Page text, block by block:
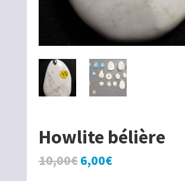
Howlite bélière
10,00€Le
6,00€Le